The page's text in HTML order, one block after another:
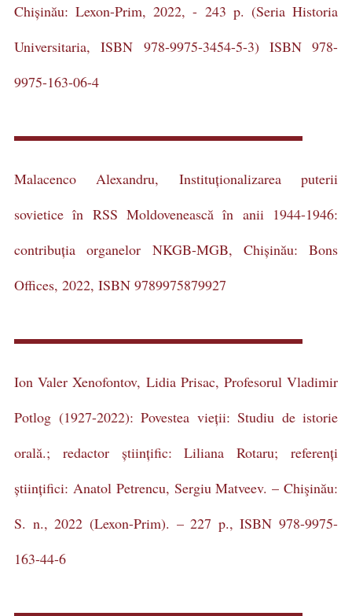
Chișinău: Lexon-Prim, 2022, - 243 p. (Seria Historia
Universitaria, ISBN 978-9975-3454-5-3) ISBN 978-
9975-163-06-4
Malacenco Alexandru, Instituționalizarea puterii
sovietice în RSS Moldovenească în anii 1944-1946:
contribuția organelor NKGB-MGB, Chișinău: Bons
Offices, 2022, ISBN 9789975879927
Ion Valer Xenofontov, Lidia Prisac, Profesorul Vladimir
Potlog (1927-2022): Povestea vieții: Studiu de istorie
orală.; redactor științific: Liliana Rotaru; referenți
științifici: Anatol Petrencu, Sergiu Matveev. – Chişinău:
S. n., 2022 (Lexon-Prim). – 227 p., ISBN 978-9975-
163-44-6